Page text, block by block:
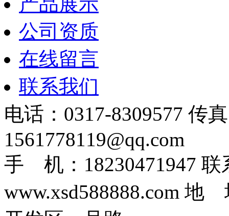
公司资质
在线留言
联系我们
电话：0317-8309577 传
1561778119@qq.com
手 机：18230471947
www.xsd588888.com 地